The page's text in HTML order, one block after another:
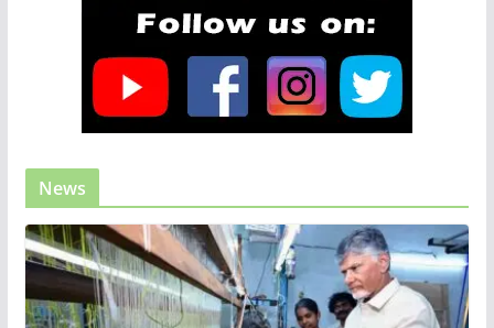
News